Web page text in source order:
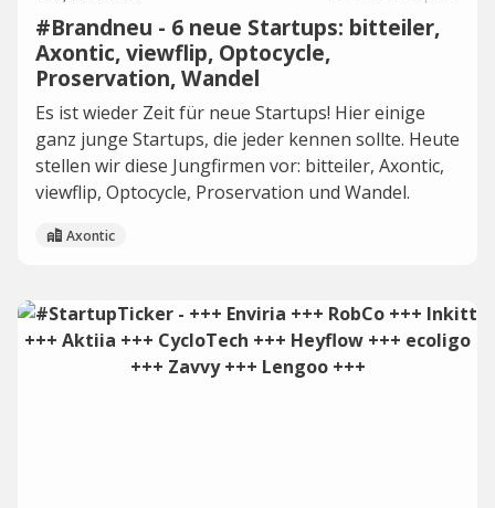
#Brandneu - 6 neue Startups: bitteiler,
Axontic, viewflip, Optocycle,
Proservation, Wandel
Es ist wieder Zeit für neue Startups! Hier einige
ganz junge Startups, die jeder kennen sollte. Heute
stellen wir diese Jungfirmen vor: bitteiler, Axontic,
viewflip, Optocycle, Proservation und Wandel.
Axontic